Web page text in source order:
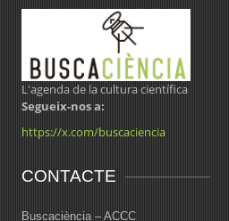
L'agenda de la cultura científica
Segueix-nos a:
https://x.com/buscaciencia
CONTACTE
Buscaciència – ACCC